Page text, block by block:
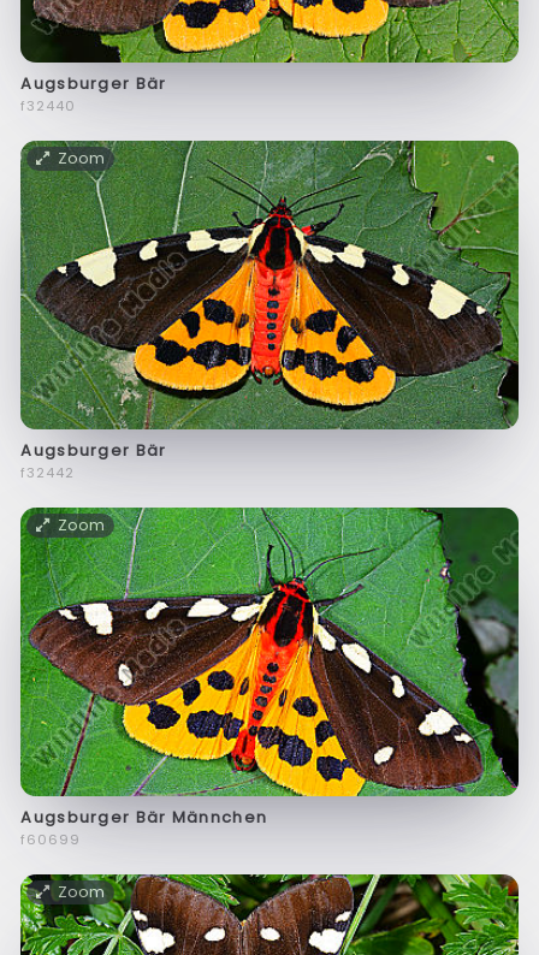
Augsburger Bär
f32440
Zoom
Augsburger Bär
f32442
Zoom
Augsburger Bär Männchen
f60699
Zoom